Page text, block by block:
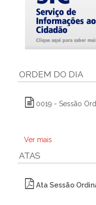
ORDEM DO DIA
0019 - Sessão
Ver mais
ATAS
Ata Sessão